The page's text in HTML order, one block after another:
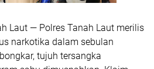
Laut — Polres Tanah Laut merilis
narkotika dalam sebulan
tujuh tersangka